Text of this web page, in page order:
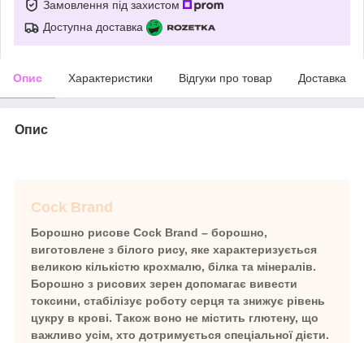
Замовлення під захистом
Доступна доставка
Опис Характеристики Відгуки про товар Доставка
Опис
Cock Brand
Борошно рисове Cock Brand – борошно,
виготовлене з білого рису, яке характеризується
великою кількістю крохмалю, білка та мінералів.
Борошно з рисових зерен допомагає вивести
токсини, стабілізує роботу серця та знижує рівень
цукру в крові. Також воно не містить глютену, що
важливо усім, хто дотримується спеціальної дієти.